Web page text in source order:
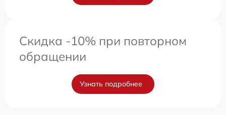
Скидка -10% при повторном
обращении
Узнать подробнее